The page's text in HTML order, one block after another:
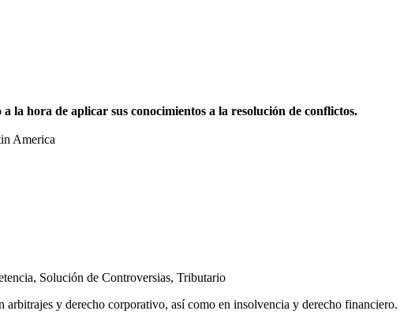
la hora de aplicar sus conocimientos a la resolución de conflictos.
America
, Solución de Controversias, Tributario
arbitrajes y derecho corporativo, así como en insolvencia y derecho financiero.